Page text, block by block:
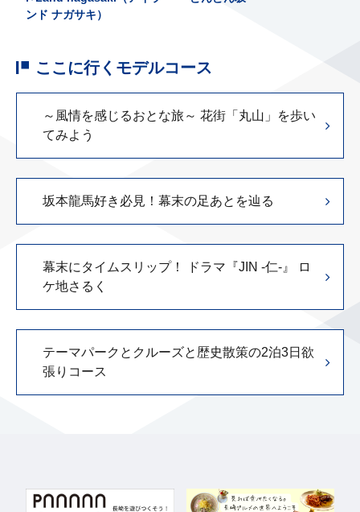
ンド ナガサキ）
ここに行くモデルコース
～風情を感じるおとな旅～ 花街「丸山」を歩い
てみよう
坂本龍馬好き必見！幕末の足あとを辿る
幕末にタイムスリップ！ ドラマ『JIN -仁-』 ロ
ケ地さるく
テーマパークとクルーズと歴史散策の2泊3日欲
張りコース